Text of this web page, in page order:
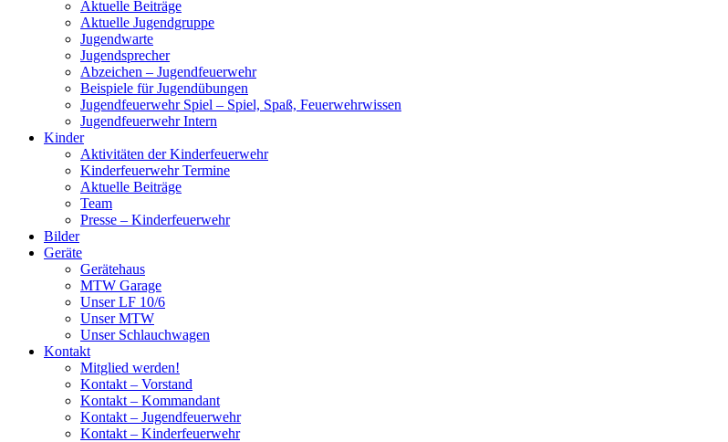
Aktuelle Beiträge
Aktuelle Jugendgruppe
Jugendwarte
Jugendsprecher
Abzeichen – Jugendfeuerwehr
Beispiele für Jugendübungen
Jugendfeuerwehr Spiel – Spiel, Spaß, Feuerwehrwissen
Jugendfeuerwehr Intern
Kinder
Aktivitäten der Kinderfeuerwehr
Kinderfeuerwehr Termine
Aktuelle Beiträge
Team
Presse – Kinderfeuerwehr
Bilder
Geräte
Gerätehaus
MTW Garage
Unser LF 10/6
Unser MTW
Unser Schlauchwagen
Kontakt
Mitglied werden!
Kontakt – Vorstand
Kontakt – Kommandant
Kontakt – Jugendfeuerwehr
Kontakt – Kinderfeuerwehr